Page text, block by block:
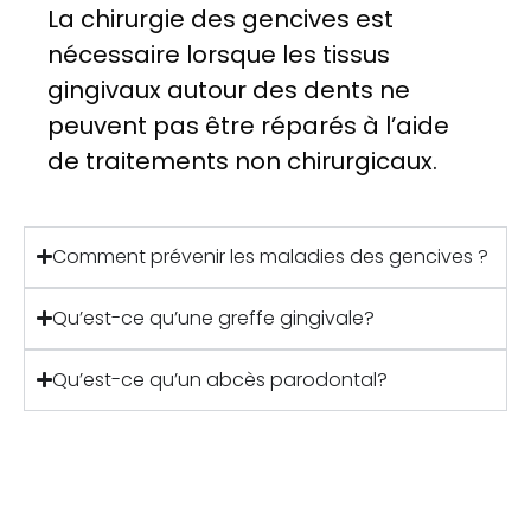
La chirurgie des gencives est
nécessaire lorsque les tissus
gingivaux autour des dents ne
peuvent pas être réparés à l’aide
de traitements non chirurgicaux.
Comment prévenir les maladies des gencives ?
Qu’est-ce qu’une greffe gingivale?
Qu’est-ce qu’un abcès parodontal?